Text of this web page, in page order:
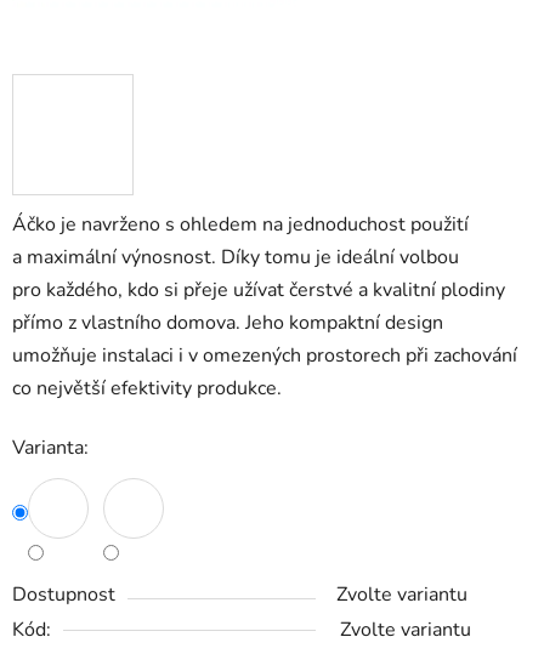
Áčko je navrženo s ohledem na jednoduchost použití
a maximální výnosnost. Díky tomu je ideální volbou
pro každého, kdo si přeje užívat čerstvé a kvalitní plodiny
přímo z vlastního domova. Jeho kompaktní design
umožňuje instalaci i v omezených prostorech při zachování
co největší efektivity produkce.
Varianta:
Dostupnost
Zvolte variantu
Kód:
Zvolte variantu